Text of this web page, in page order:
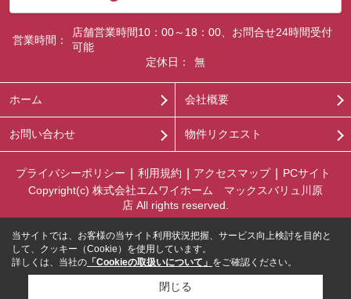
営業時間：
店舗営業時間10：00～18：00、お問合せ24時間受付
可能
定休日：
無
ホーム 会社概要
お問い合わせ 物件リクエスト
プライバシーポリシー 利用規約 アクセスマップ
PCサイト
Copyright(c) 株式会社エムワイホーム マックスバリュ川原
店 All rights reserved.
当サイトでは、お客様の当サイト利用状況把握、サービス向上検討を目的と
して、クッキー（Cookie）を使用しています。
詳しくは、当社の 「Cookieの取扱いについて」 をご確認ください。
閉じる